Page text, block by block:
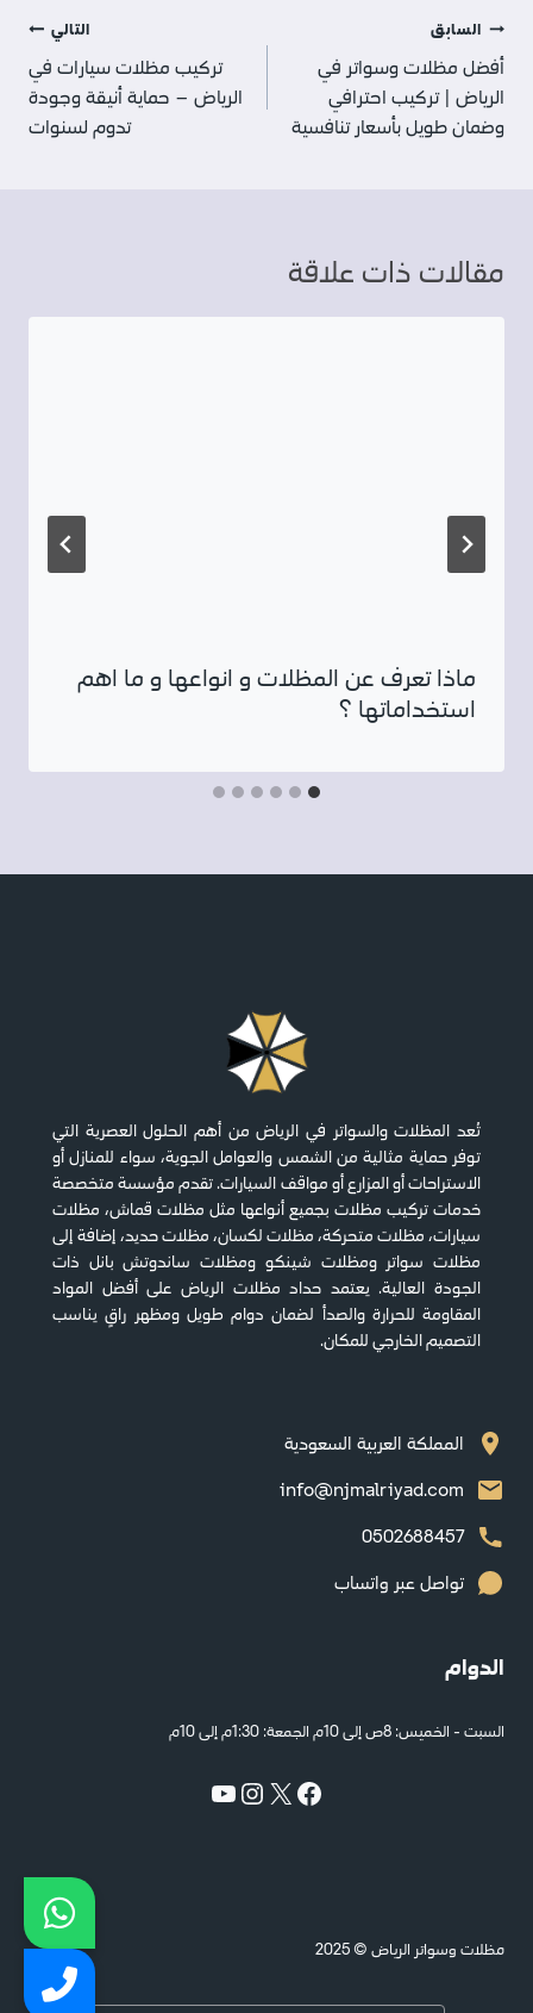
تصفّح
المقالات
السابق
أفضل مظلات وسواتر في
الرياض | تركيب احترافي
وضمان طويل بأسعار تنافسية
التالي
تركيب مظلات سيارات في
الرياض – حماية أنيقة وجودة
تدوم لسنوات
مقالات ذات علاقة
ماذا تعرف عن المظلات و انواعها و ما اهم
استخداماتها ؟
تُعد المظلات والسواتر في الرياض من أهم الحلول العصرية التي
توفر حماية مثالية من الشمس والعوامل الجوية، سواء للمنازل أو
الاستراحات أو المزارع أو مواقف السيارات. تقدم مؤسسة متخصصة
خدمات تركيب مظلات بجميع أنواعها مثل مظلات قماش، مظلات
سيارات، مظلات متحركة، مظلات لكسان، مظلات حديد، إضافة إلى
مظلات سواتر ومظلات شينكو ومظلات ساندوتش بانل ذات
الجودة العالية. يعتمد حداد مظلات الرياض على أفضل المواد
المقاومة للحرارة والصدأ لضمان دوام طويل ومظهر راقٍ يناسب
التصميم الخارجي للمكان.
المملكة العربية السعودية
info@njmalriyad.com
0502688457
تواصل عبر واتساب
الدوام
السبت - الخميس: 8ص إلى 10م الجمعة: 1:30م إلى 10م
فيسبوك
إكسإنستجرام
يوتيوب
مظلات وسواتر الرياض © 2025